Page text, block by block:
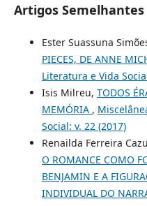
Artigos Semelhantes
Ester Suassuna
PIECES, DE ANNE
Literatura e Vida
Isis Milreu, TODOS
MEMÓRIA ,
Social: v. 22 (2017)
Renailda Ferreira
O ROMANCE COMO
BENJAMIN E A
INDIVIDUAL DO